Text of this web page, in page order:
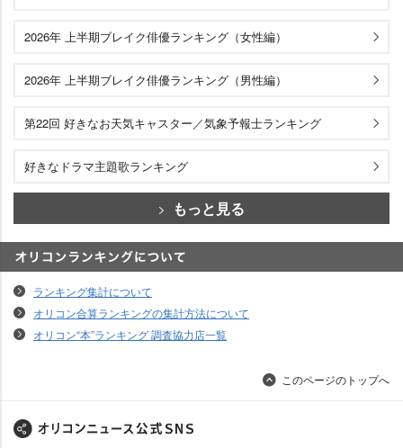
2026年 上半期ブレイク俳優ランキング（女性編）
2026年 上半期ブレイク俳優ランキング（男性編）
第22回 好きなお天気キャスター／気象予報士ランキング
好きなドラマ主題歌ランキング
もっと見る
ランキング集計について
オリコン合算ランキングの集計方法について
オリコン“本”ランキング 調査協力店一覧
このページのトップへ